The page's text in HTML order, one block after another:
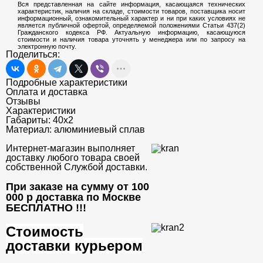
Вся представленная на сайте информация, касающаяся технических
характеристик, наличия на складе, стоимости товаров, поставщика носит
информационный, ознакомительный характер и ни при каких условиях не
является публичной офертой, определяемой положениями Статьи 437(2)
Гражданского кодекса РФ. Актуальную информацию, касающуюся
стоимости и наличия товара уточнять у менеджера или по запросу на
электронную почту.
Поделиться:
Подробные характеристики
Оплата и доставка
Отзывы
Характеристики
Габариты: 40х2
Материал: алюминиевый сплав
Интернет-магазин выполняет
доставку любого товара своей
собственной Службой доставки.
При заказе на сумму от 100
000 р доставка по Москве
БЕСПЛАТНО !!!
Стоимость
доставки курьером